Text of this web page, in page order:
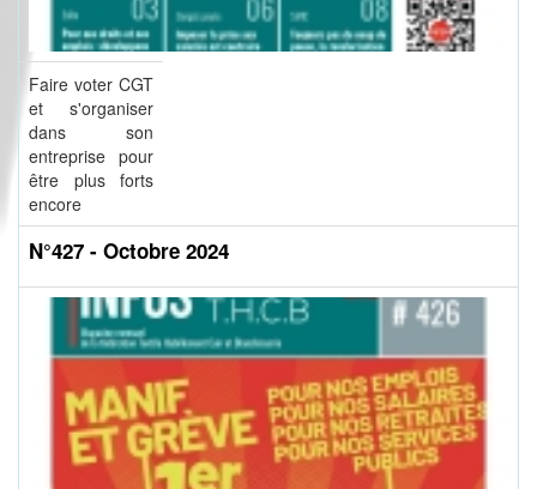
Faire voter CGT
et s'organiser
dans son
entreprise pour
être plus forts
encore
N°427 - Octobre 2024